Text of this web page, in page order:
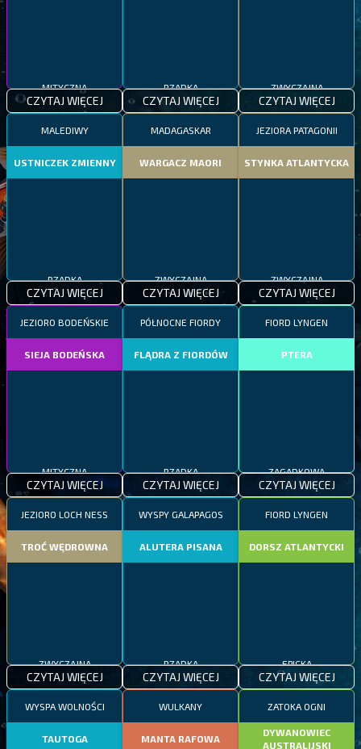
MITYCZNA
CZYTAJ WIĘCEJ
RZADKA
CZYTAJ WIĘCEJ
ZWYCZAJNA
CZYTAJ WIĘCEJ
MALEDIWY
USTNICZEK ZMIENNY
RZADKA
CZYTAJ WIĘCEJ
MADAGASKAR
WARGACZ MAORI
ZWYCZAJNA
CZYTAJ WIĘCEJ
JEZIORA PATAGONII
STYNKA ATLANTYCKA
ZWYCZAJNA
CZYTAJ WIĘCEJ
JEZIORO BODEŃSKIE
SIEJA BODEŃSKA
MITYCZNA
CZYTAJ WIĘCEJ
PÓŁNOCNE FIORDY
FLĄDRA Z FIORDÓW
RZADKA
CZYTAJ WIĘCEJ
FIORD LYNGEN
PTERA
ZAGADKOWA
CZYTAJ WIĘCEJ
JEZIORO LOCH NESS
TROĆ WĘDROWNA
ZWYCZAJNA
CZYTAJ WIĘCEJ
WYSPY GALAPAGOS
ALUTERA PISANA
RZADKA
CZYTAJ WIĘCEJ
FIORD LYNGEN
DORSZ ATLANTYCKI
EPICKA
CZYTAJ WIĘCEJ
WYSPA WOLNOŚCI
TAUTOGA
WULKANY
MANTA RAFOWA
ZATOKA OGNI
DYWANOWIEC
AUSTRALIJSKI